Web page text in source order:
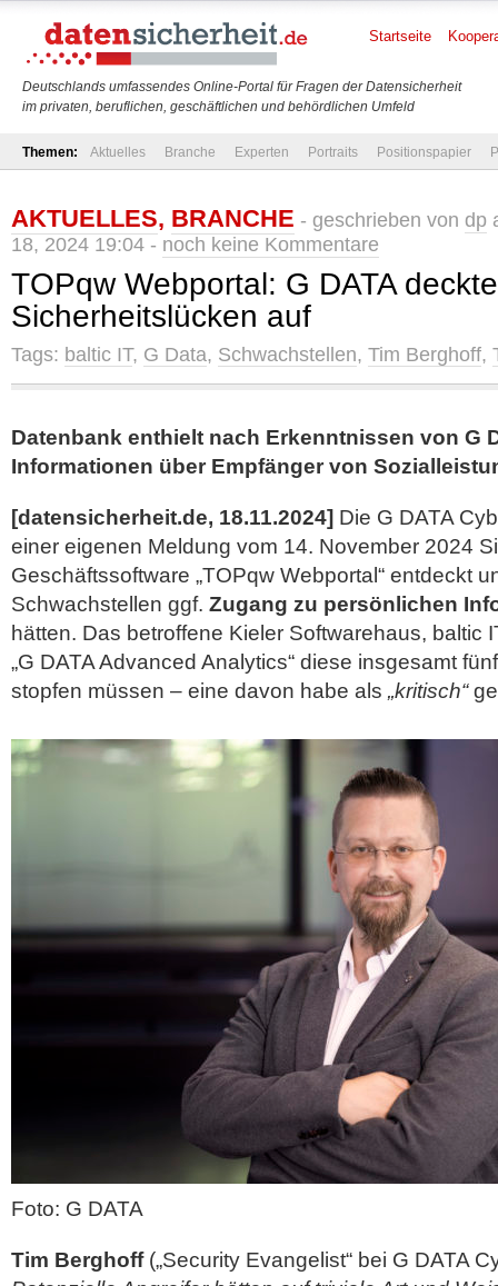
Deutschlands umfassendes Online-Portal für Fragen der Datensicherheit
im privaten, beruflichen, geschäftlichen und behördlichen Umfeld
Startseite
Themen: Aktuelles Branche Experten Portraits Positionspapier
AKTUELLES, BRANCHE - geschrieben von dp
18, 2024 19:04 - noch keine Kommentare
TOPqw Webportal: G DATA
Sicherheitslücken auf
Tags: baltic IT, G Data, Schwachstellen, Tim Berghoff,
Datenbank enthielt nach Erkenntnissen von G
Informationen über Empfänger von
[datensicherheit.de, 18.11.2024] Die G DATA
einer eigenen Meldung vom 14. November 2024
Geschäftssoftware „TOPqw Webportal“ entdeckt
Schwachstellen ggf. Zugang zu persönlichen
hätten. Das betroffene Kieler Softwarehaus, baltic
„G DATA Advanced Analytics“ diese insgesamt
stopfen müssen – eine davon habe als „kritisch“
Foto: G DATA
Tim Berghoff(„Security Evangelist“ bei G DATA